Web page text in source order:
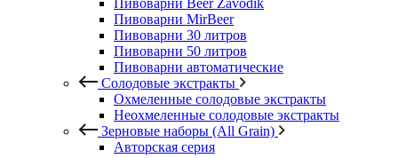
Пивоварни Beer Zavodik
Пивоварни MirBeer
Пивоварни 30 литров
Пивоварни 50 литров
Пивоварни автоматические
Солодовые экстракты
Охмеленные солодовые экстракты
Неохмеленные солодовые экстракты
Зерновые наборы (All Grain)
Авторская серия